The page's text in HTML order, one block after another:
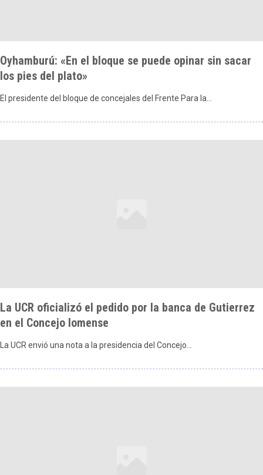
Oyhamburú: «En el bloque se puede opinar sin sacar
los pies del plato»
El presidente del bloque de concejales del Frente Para la…
La UCR oficializó el pedido por la banca de Gutierrez
en el Concejo lomense
La UCR envió una nota a la presidencia del Concejo…